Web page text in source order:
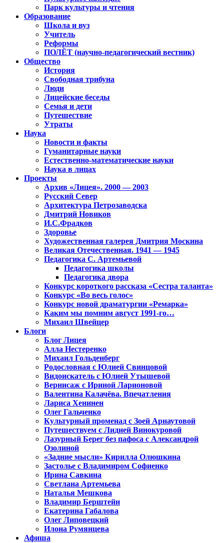
Парк культуры и чтения
Образование
Школа и вуз
Учитель
Реформы
ПОЛЁТ (научно-педагогический вестник)
Общество
История
Свободная трибуна
Люди
Лицейские беседы
Семья и дети
Путешествие
Утраты
Наука
Новости и факты
Гуманитарные науки
Естественно-математические науки
Наука в лицах
Проекты
Архив «Лицея». 2000 — 2003
Русский Север
Архитектура Петрозаводска
Дмитрий Новиков
И.С.Фрадков
Здоровье
Художественная галерея Дмитрия Москина
Великая Отечественная. 1941 — 1945
Педагогика С. Артемьевой
Педагогика школы
Педагогика двора
Конкурс короткого рассказа «Сестра таланта»
Конкурс «Во весь голос»
Конкурс новой драматургии «Ремарка»
Каким мы помним август 1991-го…
Михаил Швейцер
Блоги
Блог Лицея
Алла Нестеренко
Михаил Гольденберг
Родословная с Юлией Свинцовой
Видоискатель с Юлией Утышевой
Вернисаж с Ириной Ларионовой
Валентина Калачёва. Впечатления
Лариса Хенинен
Олег Гальченко
Культурный променад с Зоей Арнаутовой
Путешествуем с Лидией Винокуровой
Лазурный Берег без пафоса с Александрой
Озолиной
«Задние мысли» Кирилла Олюшкина
Застолье с Владимиром Софиенко
Ирина Савкина
Светлана Артемьева
Наталья Мешкова
Владимир Берштейн
Екатерина Габалова
Олег Липовецкий
Илона Румянцева
Афиша